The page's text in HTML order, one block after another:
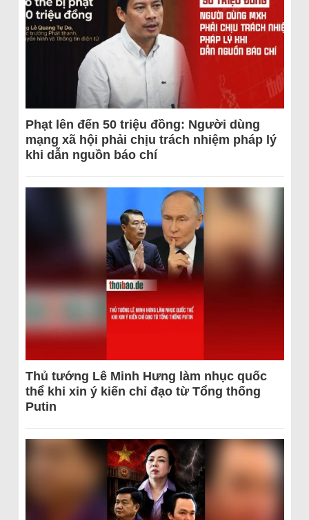
Phạt lên đến 50 triệu đồng: Người dùng
mạng xã hội phải chịu trách nhiệm pháp lý
khi dẫn nguồn báo chí
Thủ tướng Lê Minh Hưng làm nhục quốc
thể khi xin ý kiến chỉ đạo từ Tổng thống
Putin